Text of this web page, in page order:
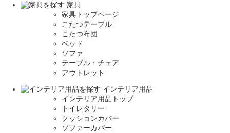
家具
家具トップページ
こたつテーブル
こたつ布団
ベッド
ソファ
テーブル・チェア
アウトレット
インテリア用品
インテリア用品トップ
トイレタリー
クッションカバー
ソファーカバー